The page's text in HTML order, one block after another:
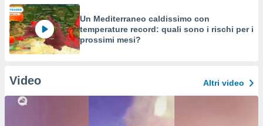
Un Mediterraneo caldissimo con
temperature record: quali sono i rischi per i
prossimi mesi?
Video Altri video